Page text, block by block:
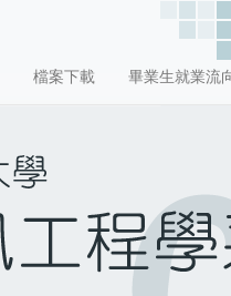
檔案下載 畢業生就業流